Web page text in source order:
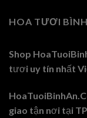
HOA TƯƠI
Shop
tươi uy tín nhất
giao tận nơi tại